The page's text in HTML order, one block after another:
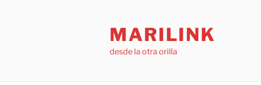
MARILINK
desde la otra orilla